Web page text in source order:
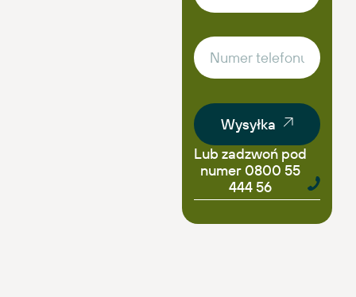
Wysyłka
Lub zadzwoń pod
numer 0800 55
444 56